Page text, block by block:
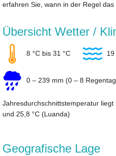
erfahren Sie, wann in der Regel
Übersicht Wetter /
8 °C bis 31 °C 19
0 – 239 mm (0 – 8
Jahresdurchschnittstemperatur liegt
und 25,8 °C (Luanda)
Geografische Lage